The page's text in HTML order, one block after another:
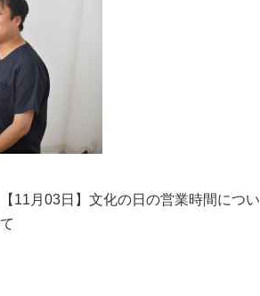
【11月03日】文化の日の営業時間につい
て